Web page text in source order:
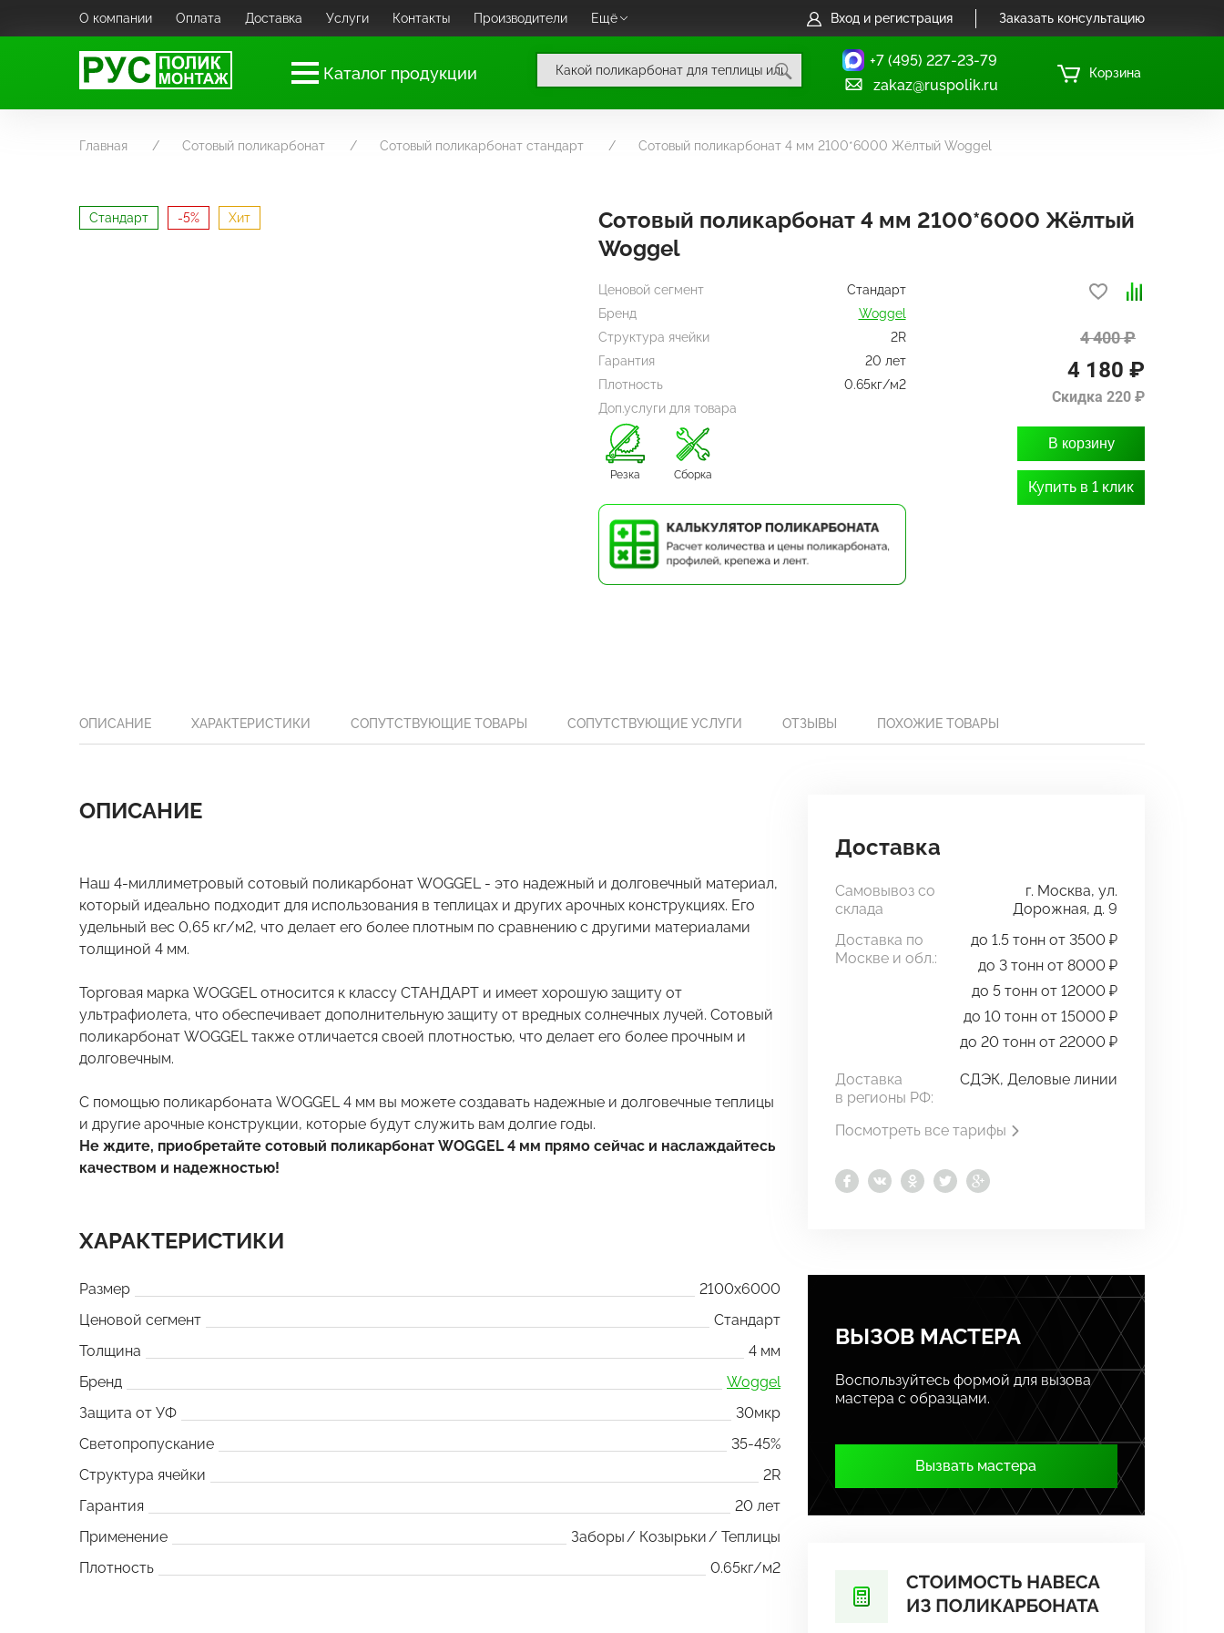
О компании Оплата Доставка Услуги Контакты Производители Ещё Вход и регистрация Заказать консультацию
Каталог продукции
+7 (495) 227-23-79
zakaz@ruspolik.ru
Корзина
Главная Сотовый поликарбонат Сотовый поликарбонат стандарт Сотовый поликарбонат 4 мм 2100*6000 Жёлтый Woggel
Стандарт -5% Хит
Сотовый поликарбонат 4 мм 2100*6000 Жёлтый
Woggel
Ценовой сегмент
Стандарт
Бренд
Woggel
Структура ячейки
2R
Гарантия
20 лет
Плотность
0.65кг/м2
Доп.услуги для товара
Резка Сборка
4 400 ₽
4 180 ₽
Скидка 220 ₽
В корзину
Купить в 1 клик
ОПИСАНИЕ ХАРАКТЕРИСТИКИ СОПУТСТВУЮЩИЕ ТОВАРЫ СОПУТСТВУЮЩИЕ УСЛУГИ ОТЗЫВЫ ПОХОЖИЕ ТОВАРЫ
ОПИСАНИЕ
Наш 4-миллиметровый сотовый поликарбонат WOGGEL - это надежный и долговечный материал,
который идеально подходит для использования в теплицах и других арочных конструкциях. Его
удельный вес 0,65 кг/м2, что делает его более плотным по сравнению с другими материалами
толщиной 4 мм.
Торговая марка WOGGEL относится к классу СТАНДАРТ и имеет хорошую защиту от
ультрафиолета, что обеспечивает дополнительную защиту от вредных солнечных лучей. Сотовый
поликарбонат WOGGEL также отличается своей плотностью, что делает его более прочным и
долговечным.
С помощью поликарбоната WOGGEL 4 мм вы можете создавать надежные и долговечные теплицы
и другие арочные конструкции, которые будут служить вам долгие годы.
Не ждите, приобретайте сотовый поликарбонат WOGGEL 4 мм прямо сейчас и наслаждайтесь
качеством и надежностью!
ХАРАКТЕРИСТИКИ
Размер
2100x6000
Ценовой сегмент
Стандарт
Толщина
4 мм
Бренд
Woggel
Защита от УФ
30мкр
Светопропускание
35-45%
Структура ячейки
2R
Гарантия
20 лет
Применение
Заборы Козырьки
Теплицы
Плотность
0.65кг/м2
Доставка
Самовывоз со
склада
г. Москва, ул.
Дорожная, д. 9
Доставка по
Москве и обл.:
до 1.5 тонн от 3500 ₽
до 3 тонн от 8000 ₽
до 5 тонн от 12000 ₽
до 10 тонн от 15000 ₽
до 20 тонн от 22000 ₽
Доставка
в регионы РФ:
СДЭК, Деловые линии
Посмотреть все тарифы
ВЫЗОВ МАСТЕРА
Воспользуйтесь формой для вызова
мастера с образцами.
Вызвать мастера